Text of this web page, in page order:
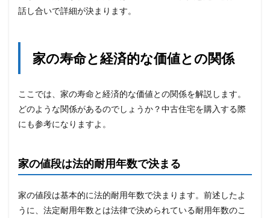
話し合いで詳細が決まります。
家の寿命と経済的な価値との関係
ここでは、家の寿命と経済的な価値との関係を解説します。
どのような関係があるのでしょうか？中古住宅を購入する際
にも参考になりますよ。
家の値段は法的耐用年数で決まる
家の値段は基本的に法的耐用年数で決まります。前述したよ
うに、法定耐用年数とは法律で決められている耐用年数のこ